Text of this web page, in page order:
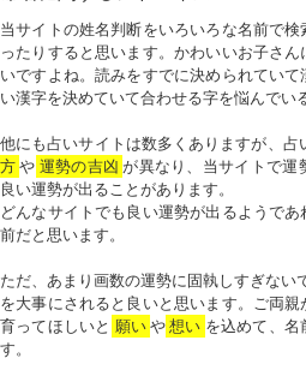
当サイトの姓名判断をいろいろな名前で
ったりすると思います。かわいいお子さ
いですよね。読みをすでに決められてい
い漢字を決めていて合わせる字を悩んでい
他にも占いサイトは数多くありますが、占
方 や 運勢の吉凶 が異なり、当サイトで運
良い運勢が出ることがあります。
どんなサイトでも良い運勢が出るようで
前だと思います。
ただ、あまり画数の運勢に固執しすぎない
を大事にされると良いと思います。ご両
育ってほしいと 願い や 想い を込めて、名
す。